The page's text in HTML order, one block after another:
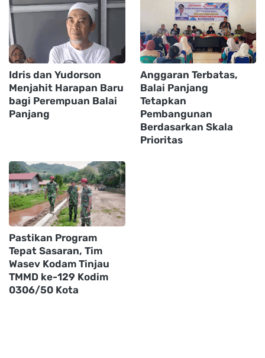
Idris dan Yudorson
Menjahit Harapan Baru
bagi Perempuan Balai
Panjang
Anggaran Terbatas,
Balai Panjang
Tetapkan
Pembangunan
Berdasarkan Skala
Prioritas
Pastikan Program
Tepat Sasaran, Tim
Wasev Kodam Tinjau
TMMD ke-129 Kodim
0306/50 Kota